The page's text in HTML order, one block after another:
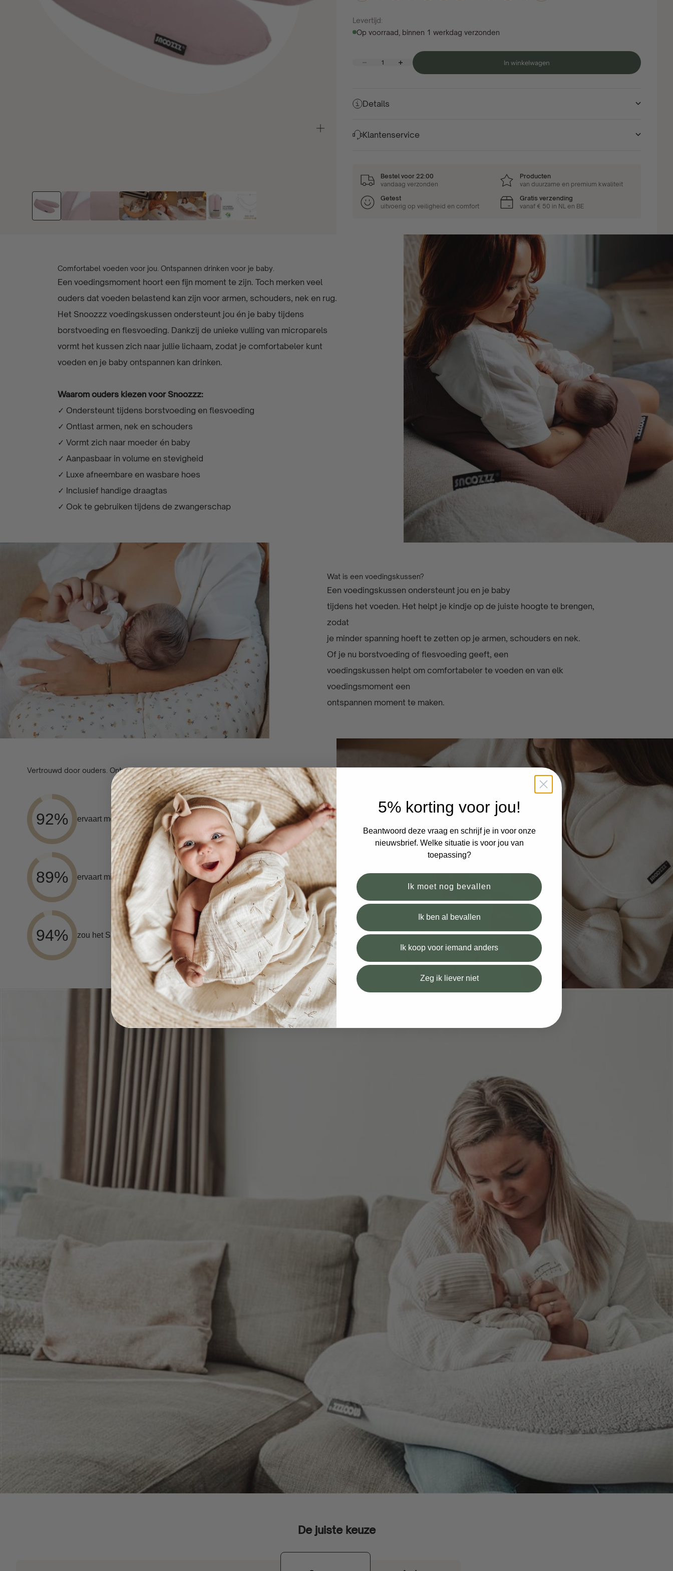
In-/uitzoomen
Levertijd:
Op voorraad, binnen 1 werkdag verzonden
Aantal verlagenAantal verhogen In winkelwagen
Details
Klantenservice
Bestel voor 22:00
vandaag verzonden
Producten
van duurzame en premium kwaliteit
Getest
uitvoerig op veiligheid en comfort
Gratis verzending
vanaf € 50 in NL en BE
Comfortabel voeden voor jou. Ontspannen drinken voor je baby.
Een voedingsmoment hoort een fijn moment te zijn. Toch merken veel
ouders dat voeden belastend kan zijn voor armen, schouders, nek en rug.
Het Snoozzz voedingskussen ondersteunt jou én je baby tijdens
borstvoeding en flesvoeding. Dankzij de unieke vulling van microparels
vormt het kussen zich naar jullie lichaam, zodat je comfortabeler kunt
voeden en je baby ontspannen kan drinken.
Waarom ouders kiezen voor Snoozzz:
✓ Ondersteunt tijdens borstvoeding en flesvoeding
✓ Ontlast armen, nek en schouders
✓ Vormt zich naar moeder én baby
✓ Aanpasbaar in volume en stevigheid
✓ Luxe afneembare en wasbare hoes
✓ Inclusief handige draagtas
✓ Ook te gebruiken tijdens de zwangerschap
Wat is een voedingskussen?
Een voedingskussen ondersteunt jou en je baby
tijdens het voeden. Het helpt je kindje op de juiste hoogte te brengen,
zodat
je minder spanning hoeft te zetten op je armen, schouders en nek.
Of je nu borstvoeding of flesvoeding geeft, een
voedingskussen helpt om comfortabeler te voeden en van elk
voedingsmoment een
ontspannen moment te maken.
Vertrouwd door ouders. Ontworpen voor dagelijks gebruik.
92% ervaart meer comfort tijdens het voeden
89% ervaart minder belasting van armen en schouders
94% zou het Snoozzz voedingskussen aanbevelen aan andere ouders
De juiste keuze
5% korting voor jou!
Beantwoord deze vraag en schrijf je in voor onze
nieuwsbrief. Welke situatie is voor jou van
toepassing?
Ik moet nog bevallen
Ik ben al bevallen
Ik koop voor iemand anders
Zeg ik liever niet